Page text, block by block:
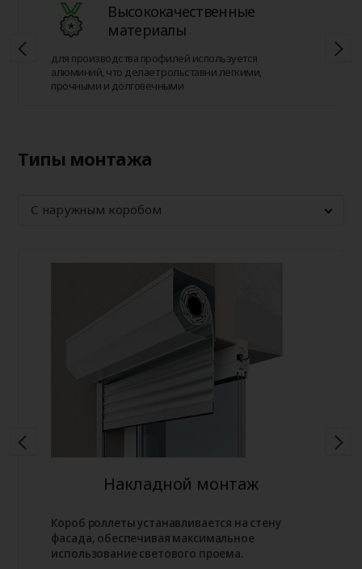
Высококачественные
материалы
для производства профилей используется
алюминий, что делает рольставни легкими,
прочными и долговечными
Типы монтажа
С наружным коробом
Накладной монтаж
Короб роллеты устанавливается на стену
фасада, обеспечивая максимальное
использование светового проема.